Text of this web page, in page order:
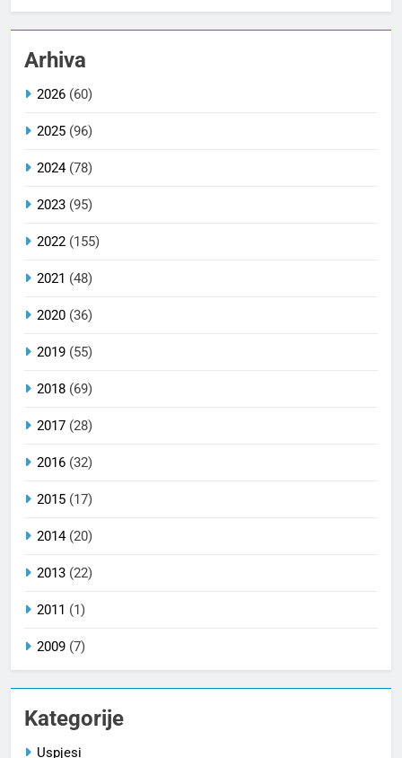
Arhiva
2026 (60)
2025 (96)
2024(78)
2023 (95)
2022 (155)
2021 (48)
2020 (36)
2019 (55)
2018 (69)
2017 (28)
2016 (32)
2015 (17)
2014(20)
2013 (22)
2011 (1)
2009 (7)
Kategorije
Uspjesi